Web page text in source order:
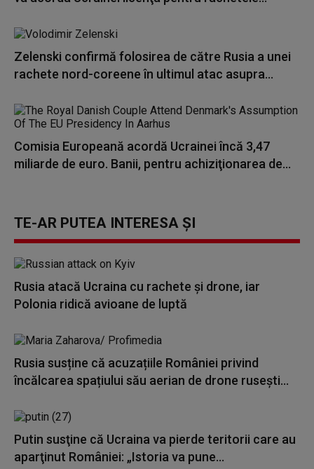
Zelenski confirmă folosirea de către Rusia a unei
rachete nord-coreene în ultimul atac asupra...
Comisia Europeană acordă Ucrainei încă 3,47
miliarde de euro. Banii, pentru achiziţionarea de...
TE-AR PUTEA INTERESA ȘI
Rusia atacă Ucraina cu rachete și drone, iar
Polonia ridică avioane de luptă
Rusia susține că acuzațiile României privind
încălcarea spațiului său aerian de drone rusești...
Putin susţine că Ucraina va pierde teritorii care au
aparţinut României: „Istoria va pune...